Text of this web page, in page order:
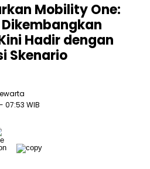
Mobility One:
Hadir dengan
Skenario
- 07:53 WIB